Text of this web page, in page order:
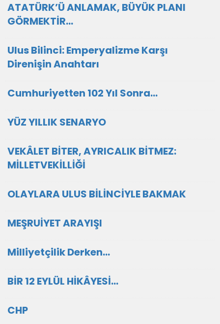
ATATÜRK’Ü ANLAMAK, BÜYÜK PLANI
GÖRMEKTİR…
Ulus Bilinci: Emperyalizme Karşı
Direnişin Anahtarı
Cumhuriyetten 102 Yıl Sonra…
YÜZ YILLIK SENARYO
VEKÂLET BİTER, AYRICALIK BİTMEZ:
MİLLETVEKİLLİĞİ
OLAYLARA ULUS BİLİNCİYLE BAKMAK
MEŞRUİYET ARAYIŞI
Milliyetçilik Derken…
BİR 12 EYLÜL HİKÂYESİ…
CHP